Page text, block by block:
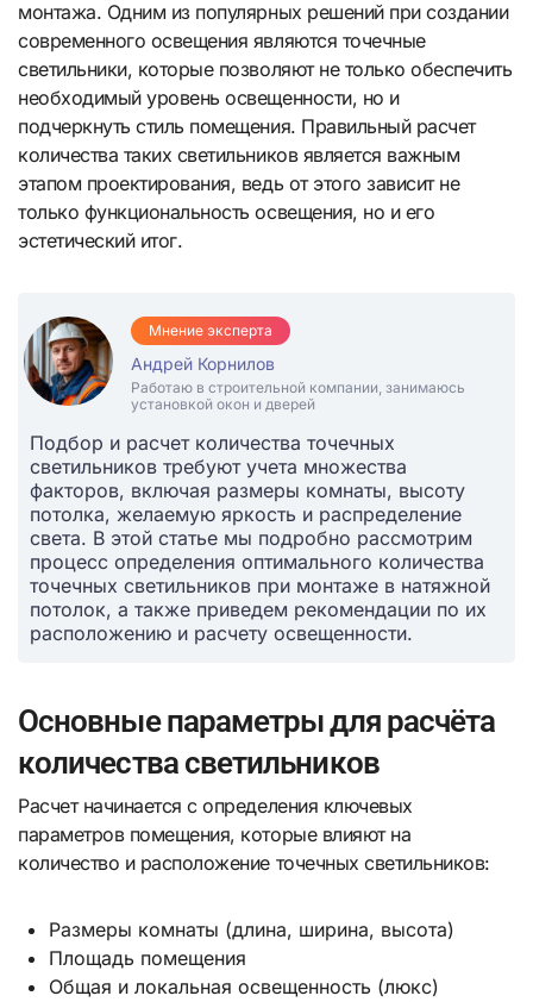
монтажа. Одним из популярных решений при создании
современного освещения являются точечные
светильники, которые позволяют не только обеспечить
необходимый уровень освещенности, но и
подчеркнуть стиль помещения. Правильный расчет
количества таких светильников является важным
этапом проектирования, ведь от этого зависит не
только функциональность освещения, но и его
эстетический итог.
Мнение эксперта
Андрей Корнилов
Работаю в строительной компании, занимаюсь
установкой окон и дверей
Подбор и расчет количества точечных
светильников требуют учета множества
факторов, включая размеры комнаты, высоту
потолка, желаемую яркость и распределение
света. В этой статье мы подробно рассмотрим
процесс определения оптимального количества
точечных светильников при монтажe в натяжной
потолок, а также приведем рекомендации по их
расположению и расчету освещенности.
Основные параметры для расчёта
количества светильников
Расчет начинается с определения ключевых
параметров помещения, которые влияют на
количество и расположение точечных светильников:
Размеры комнаты (длина, ширина, высота)
Площадь помещения
Общая и локальная освещенность (люкс)